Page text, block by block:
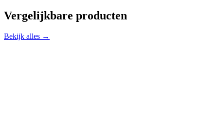
Vergelijkbare producten
Bekijk alles →